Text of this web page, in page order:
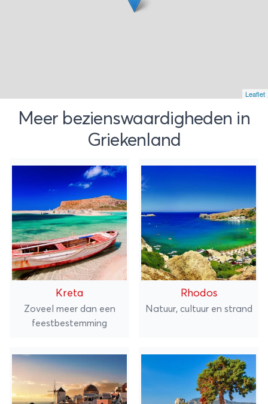
Leaflet
Meer bezienswaardigheden in
Griekenland
Kreta
Zoveel meer dan een
feestbestemming
Rhodos
Natuur, cultuur en strand